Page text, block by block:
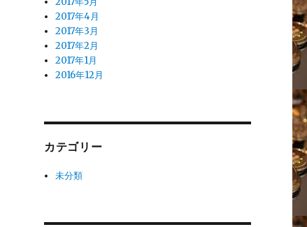
2017年4月
2017年3月
2017年2月
2017年1月
2016年12月
カテゴリー
未分類